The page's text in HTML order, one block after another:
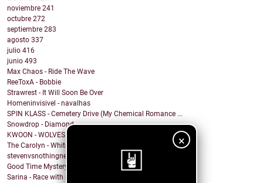
×
noviembre 241
octubre 272
septiembre 283
agosto 337
julio 416
junio 493
Max Chaos - Ride The Wave
ReeToxA - Bobbie
Strawrest - It Will Soon Be Over
Homeninvisivel - navalhas
SPIN KLASS - Cemetery Drive (My Chemical Romance ...
Snowdrop - Diamond
KWOON - WOLVES
The Carolyn - White Russians
stevenvsnothingness - Always
Good Time Mystery Vision - Hot Headed Hector
Sarina - Race with no end